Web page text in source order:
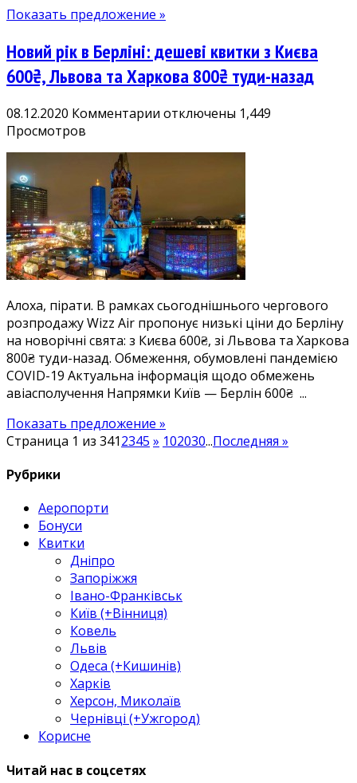
Показать предложение »
Новий рік в Берліні: дешеві квитки з Києва
600₴, Львова та Харкова 800₴ туди-назад
08.12.2020 Комментарии к
дешеві
квитки
з
Києва
Львова
та
Харкова
800₴
туди-
назад
отключены 1,449
Просмотров
Алоха, пірати. В рамках сьогоднішнього чергового
розпродажу Wizz Air пропонує низькі ціни до Берліну
на новорічні свята: з Києва 600₴, зі Львова та Харкова
800₴ туди-назад. Обмеження, обумовлені пандемією
COVID-19 Актуальна інформація щодо обмежень
авіасполучення Напрямки Київ — Берлін 600₴ ...
Показать предложение »
Страница 1 из 3412345 » 102030...Последняя »
Рубрики
Аеропорти
Бонуси
Квитки
Дніпро
Запоріжжя
Івано-Франківськ
Київ (+Вінниця)
Ковель
Львів
Одеса (+Кишинів)
Харків
Херсон, Миколаїв
Чернівці (+Ужгород)
Корисне
Читай нас в соцсетях